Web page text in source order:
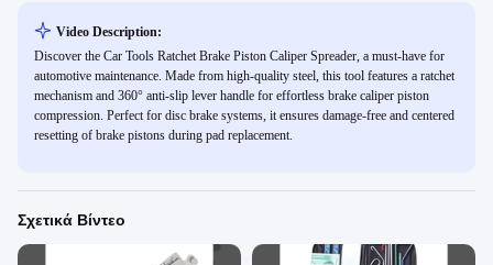
Video Description:
Discover the Car Tools Ratchet Brake Piston Caliper Spreader, a must-have for
automotive maintenance. Made from high-quality steel, this tool features a ratchet
mechanism and 360° anti-slip lever handle for effortless brake caliper piston
compression. Perfect for disc brake systems, it ensures damage-free and centered
resetting of brake pistons during pad replacement.
Σχετικά Βίντεο